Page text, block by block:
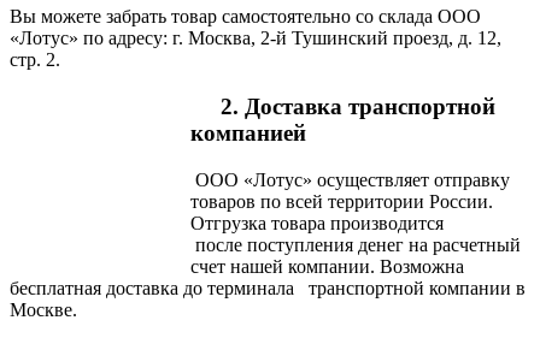
Вы можете забрать товар самостоятельно со склада ООО
«Лотус» по адресу: г. Москва, 2-й Тушинский проезд, д. 12,
стр. 2.
2. Доставка транспортной
компанией
ООО «Лотус» осуществляет отправку
товаров по всей территории России.
Отгрузка товара производится
после поступления денег на расчетный
счет нашей компании. Возможна
бесплатная доставка до терминала транспортной компании в
Москве.